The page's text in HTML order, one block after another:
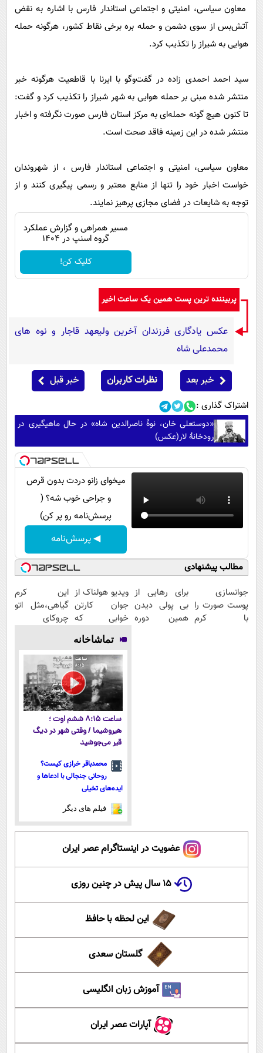
سرگرمی
فناوری
محیط زیست
سلامت
فرهنگی
اجتماعی
حیات وحش
پیامک
روانشناسی
معاون سیاسی، امنیتی و اجتماعی استاندار فارس با اشاره به نقض
آتش‌بس از سوی دشمن و حمله بره برخی نقاط کشور، هرگونه حمله
هوایی به شیراز را تکذیب کرد.
سید احمد احمدی زاده در گفت‌وگو با ایرنا با قاطعیت هرگونه خبر
منتشر شده مبنی بر حمله هوایی به شهر شیراز را تکذیب کرد و گفت:
تا کنون هیچ گونه حمله‌ای به مرکز استان فارس صورت نگرفته و اخبار
منتشر شده در این زمینه فاقد صحت است.
معاون سیاسی، امنیتی و اجتماعی استاندار فارس ، از شهروندان
خواست اخبار خود را تنها از منابع معتبر و رسمی پیگیری کنند و از
توجه به شایعات در فضای مجازی پرهیز نمایند.
مسیر همراهی و گزارش عملکرد
گروه اسنپ در ۱۴۰۴
کلیک کن!
پربیننده ترین پست همین یک ساعت اخیر
عکس یادگاری فرزندان آخرین ولیعهد قاجار و نوه های
محمدعلی شاه
خبر بعد نظرات کاربران خبر قبل
اشتراک گذاری :
«دوستعلی خان، نوۀ ناصرالدین شاه» در حال ماهیگیری در
رودخانۀ لار(عکس)
میخوای زانو دردت بدون قرص
و جراحی خوب شه؟ (
پرسش‌نامه رو پر کن)
◀ پرسش‌نامه
مطالب پیشنهادی
جوانسازی
پوست صورت را
با کرم
برای رهایی از
بی پولی دیدن
همین دوره
ویدیو هولناک از
جوان کارتن
خوابی که
میلیاردر شد.
آموزش رایگان
این کرم
گیاهی،مثل اتو
چروکای
تماشاخانه
ساعت ۸:۱۵ ششم اوت ؛
هیروشیما / وقتی شهر در دیگ
قیر می‌جوشید
محمدباقر خرازی کیست؟
روحانی جنجالی با ادعاها و
ایده‌های تخیلی
فیلم های دیگر
عضویت در اینستاگرام عصر ایران
۱۵ سال پیش در چنین روزی
این لحظه با حافظ
گلستان سعدی
آموزش زبان انگلیسی
آپارات عصر ایران